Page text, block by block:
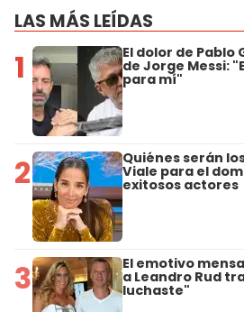
LAS MÁS LEÍDAS
1 El dolor de
de Jorge Messi:
para mí"
2 Quiénes serán
Viale para el
exitosos actores
3 El emotivo
a Leandro Rud
luchaste"